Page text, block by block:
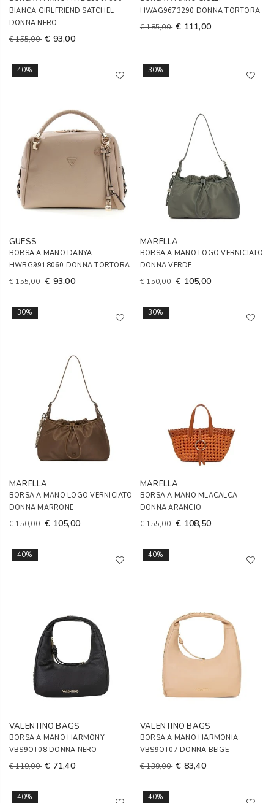
BIANCA GIRLFRIEND SATCHEL
DONNA NERO
€ 155,00 € 93,00
HWAG9673290 DONNA TORTORA
€ 185,00 € 111,00
40%
GUESS
BORSA A MANO DANYA
HWBG9918060 DONNA TORTORA
€ 155,00 € 93,00
30%
MARELLA
BORSA A MANO LOGO VERNICIATO
DONNA VERDE
€ 150,00 € 105,00
30%
MARELLA
BORSA A MANO LOGO VERNICIATO
DONNA MARRONE
€ 150,00 € 105,00
30%
MARELLA
BORSA A MANO MLACALCA
DONNA ARANCIO
€ 155,00 € 108,50
40%
VALENTINO BAGS
BORSA A MANO HARMONY
VBS9OT08 DONNA NERO
€ 119,00 € 71,40
40%
VALENTINO BAGS
BORSA A MANO HARMONIA
VBS9OT07 DONNA BEIGE
€ 139,00 € 83,40
40% 40%